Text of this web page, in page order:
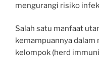
mengurangi risiko
Salah satu manfaat
kemampuannya dalam
kelompok (herd